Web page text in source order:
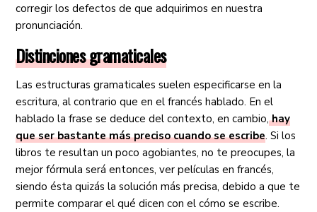
corregir los defectos de que adquirimos en nuestra
pronunciación.
Distinciones gramaticales
Las estructuras gramaticales suelen especificarse en la
escritura, al contrario que en el francés hablado. En el
hablado la frase se deduce del contexto, en cambio,hay
que ser bastante más preciso cuando se escribe. Si los
libros te resultan un poco agobiantes, no te preocupes, la
mejor fórmula será entonces, ver películas en francés,
siendo ésta quizás la solución más precisa, debido a que te
permite comparar el qué dicen con el cómo se escribe.